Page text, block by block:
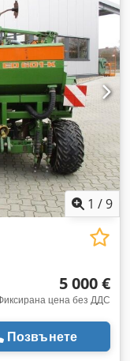
мин * Индикатор
на автомобила:
имате въпроси
моля
Codpfxerhy H Re
са правото на
1 /9
5 000 €
цена без ДДС
Позвънете